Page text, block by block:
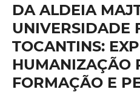
DA ALDEIA
UNIVERSIDADE
TOCANTINS:
HUMANIZAÇÃO
FORMAÇÃO E